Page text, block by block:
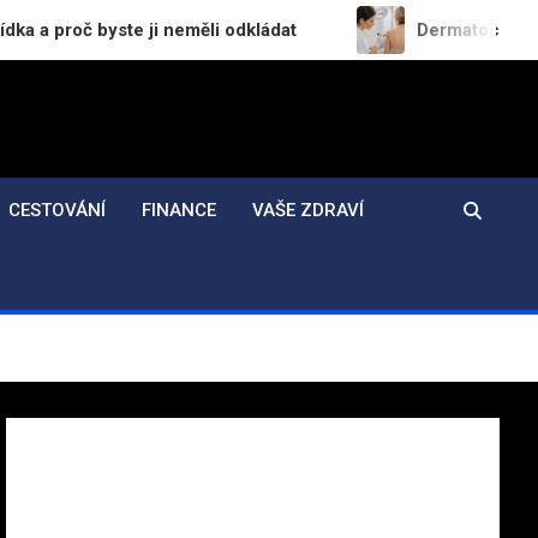
ji neměli odkládat Dermatochirurgie v
CESTOVÁNÍ FINANCE VAŠE ZDRAVÍ